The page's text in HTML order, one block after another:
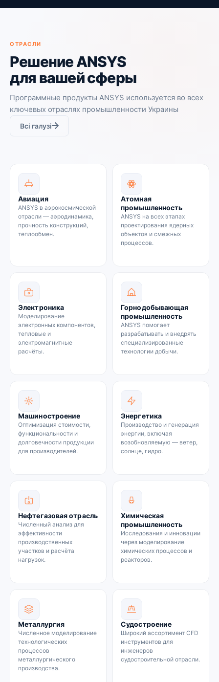
ОТРАСЛИ
Решение ANSYS
для вашей сферы
Программные продукты ANSYS используется во всех
ключевых отраслях промышленности Украины
Всі галузі
Авиация
ANSYS в аэрокосмической
отрасли — аэродинамика,
прочность конструкций,
теплообмен.
Атомная
промышленность
ANSYS на всех этапах
проектирования ядерных
объектов и смежных
процессов.
Электроника
Моделирование
электронных компонентов,
тепловые и
электромагнитные
расчёты.
Горнодобывающая
промышленность
ANSYS помогает
разрабатывать и внедрять
специализированные
технологии добычи.
Машиностроение
Оптимизация стоимости,
функциональности и
долговечности продукции
для производителей.
Энергетика
Производство и генерация
энергии, включая
возобновляемую — ветер,
солнце, гидро.
Нефтегазовая отрасль
Численный анализ для
эффективности
производственных
участков и расчёта
нагрузок.
Химическая
промышленность
Исследования и инновации
через моделирование
химических процессов и
реакторов.
Металлургия
Численное моделирование
технологических
процессов
металлургического
производства.
Судостроение
Широкий ассортимент CFD
инструментов для
инженеров
судостроительной отрасли.